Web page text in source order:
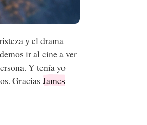
y el drama
ir al cine a ver
Y tenía yo
Gracias James